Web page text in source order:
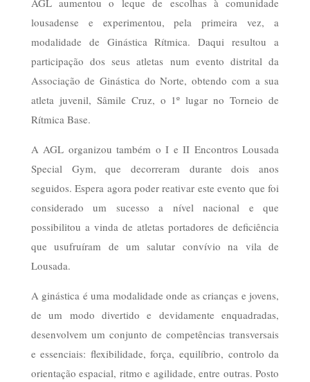
AGL aumentou o leque de escolhas à comunidade
lousadense e experimentou, pela primeira vez, a
modalidade de Ginástica Rítmica. Daqui resultou a
participação dos seus atletas num evento distrital da
Associação de Ginástica do Norte, obtendo com a sua
atleta juvenil, Sâmile Cruz, o 1º lugar no Torneio de
Rítmica Base.
A AGL organizou também o I e II Encontros Lousada
Special Gym, que decorreram durante dois anos
seguidos. Espera agora poder reativar este evento que foi
considerado um sucesso a nível nacional e que
possibilitou a vinda de atletas portadores de deficiência
que usufruíram de um salutar convívio na vila de
Lousada.
A ginástica é uma modalidade onde as crianças e jovens,
de um modo divertido e devidamente enquadradas,
desenvolvem um conjunto de competências transversais
e essenciais: flexibilidade, força, equilíbrio, controlo da
orientação espacial, ritmo e agilidade, entre outras. Posto